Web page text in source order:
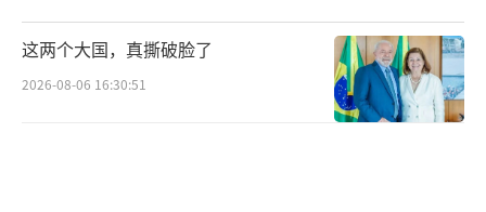
这两个大国，真撕破脸了
2026-08-06 16:30:51